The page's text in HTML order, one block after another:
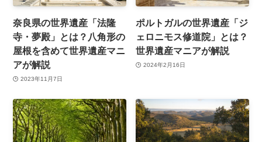
奈良県の世界遺産「法隆
寺・夢殿」とは？八角形の
屋根を含めて世界遺産マニ
アが解説
2023年11月7日
ポルトガルの世界遺産「ジ
ェロニモス修道院」とは？
世界遺産マニアが解説
2024年2月16日